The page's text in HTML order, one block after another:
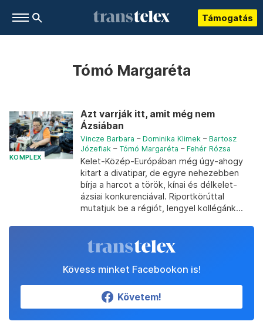
Támogatás
Tómó Margaréta
KOMPLEX
Azt varrják itt, amit még nem
Ázsiában
Vincze Barbara – Dominika Klimek – Bartosz
Józefiak – Tómó Margaréta – Fehér Rózsa
Kelet-Közép-Európában még úgy-ahogy
kitart a divatipar, de egyre nehezebben
bírja a harcot a török, kínai és délkelet-
ázsiai konkurenciával. Riportkörúttal
mutatjuk be a régiót, lengyel kollégánk...
Kövess minket Facebookon is!
Követem!